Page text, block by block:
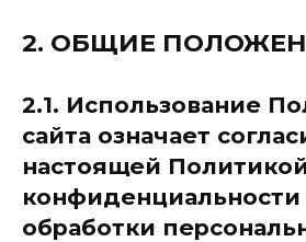
2. ОБЩИЕ
2.1. Использование
сайта означает
настоящей
обработки